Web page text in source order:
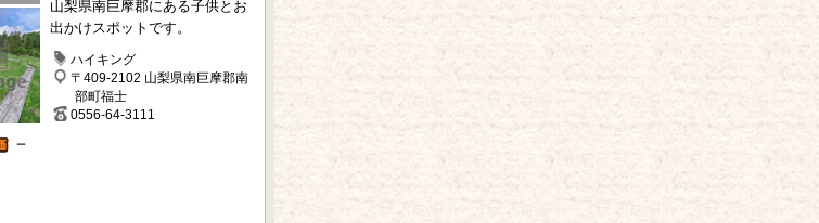
－
山梨県南巨摩郡にある子供とお
出かけスポットです。
ハイキング
〒409-2102 山梨県南巨摩郡南
部町福士
0556-64-3111